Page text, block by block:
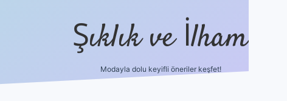
Şıklık ve İlham
Modayla dolu keyifli öneriler keşfet!